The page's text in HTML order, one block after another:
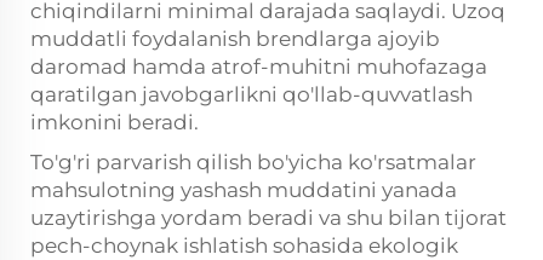
chiqindilarni minimal darajada saqlaydi. Uzoq
muddatli foydalanish brendlarga ajoyib
daromad hamda atrof-muhitni muhofazaga
qaratilgan javobgarlikni qo'llab-quvvatlash
imkonini beradi.
To'g'ri parvarish qilish bo'yicha ko'rsatmalar
mahsulotning yashash muddatini yanada
uzaytirishga yordam beradi va shu bilan tijorat
pech-choynak ishlatish sohasida ekologik